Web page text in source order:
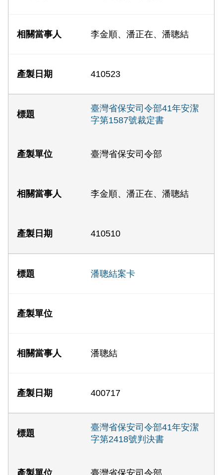
李金順、潘正在、潘聰結
410523
臺灣省保安司令部41年安潔
字第1587號裁定書
臺灣省保安司令部
李金順、潘正在、潘聰結
410510
潘聰結案卡
潘聰結
400717
臺灣省保安司令部41年安潔
字第2418號判決書
臺灣省保安司令部